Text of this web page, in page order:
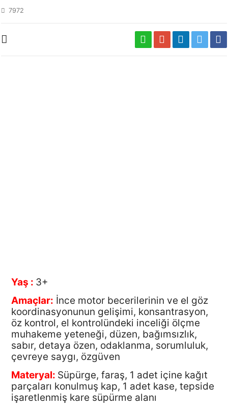
7972
Yaş : 3+
Amaçlar: İnce motor becerilerinin ve el göz
koordinasyonunun gelişimi, konsantrasyon,
öz kontrol, el kontrolündeki inceliği ölçme
muhakeme yeteneği, düzen, bağımsızlık,
sabır, detaya özen, odaklanma, sorumluluk,
çevreye saygı, özgüven
Materyal: Süpürge, faraş, 1 adet içine kağıt
parçaları konulmuş kap, 1 adet kase, tepside
işaretlenmiş kare süpürme alanı